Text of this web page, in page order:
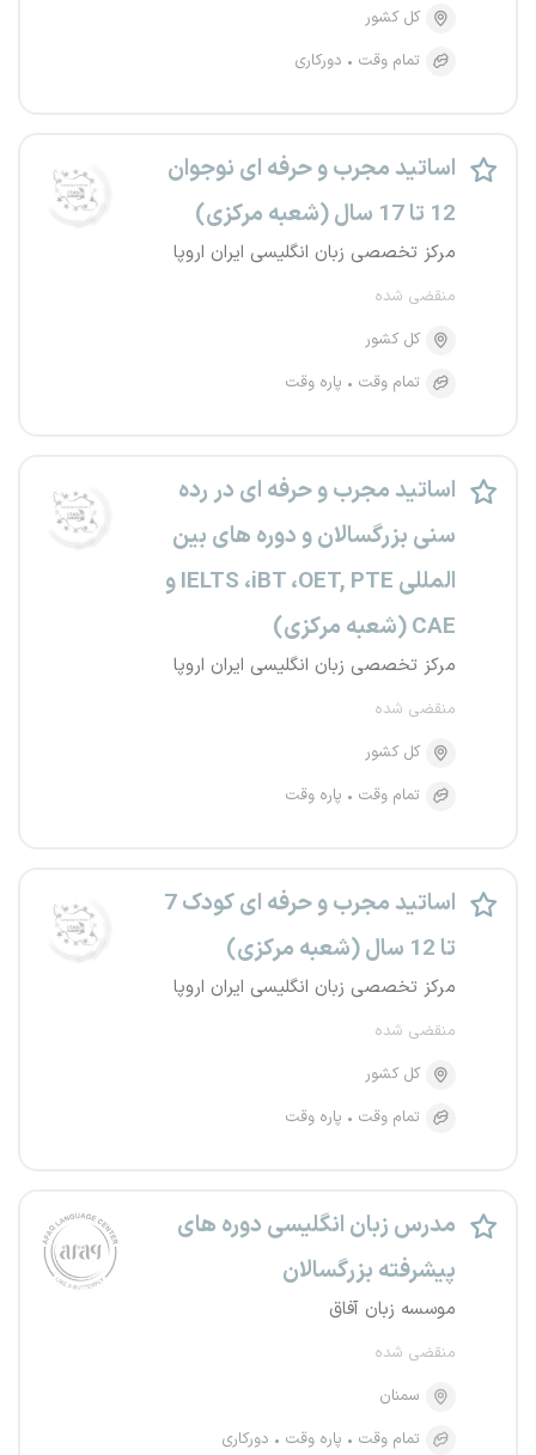
کل کشور
تمام وقت
دورکاری
اساتید مجرب و حرفه ای نوجوان
12 تا 17 سال (شعبه مرکزی)
مرکز تخصصی زبان انگلیسی ایران اروپا
منقضی شده
کل کشور
تمام وقت
پاره وقت
اساتید مجرب و حرفه ای در رده
سنی بزرگسالان و دوره های بین
المللی IELTS ،iBT ،OET, PTE و
CAE (شعبه مرکزی)
مرکز تخصصی زبان انگلیسی ایران اروپا
منقضی شده
کل کشور
تمام وقت
پاره وقت
اساتید مجرب و حرفه ای کودک 7
تا 12 سال (شعبه مرکزی)
مرکز تخصصی زبان انگلیسی ایران اروپا
منقضی شده
کل کشور
تمام وقت
پاره وقت
مدرس زبان انگلیسی دوره های
پیشرفته بزرگسالان
موسسه زبان آفاق
منقضی شده
سمنان
تمام وقت
پاره وقت دورکاری